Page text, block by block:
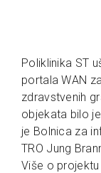
Poliklinika ST
portala WAN
zdravstvenih
objekata bilo
je Bolnica za
TRO Jung
Više o projektu